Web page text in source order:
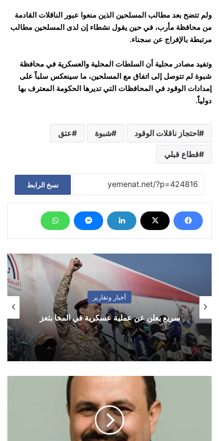
ولم تتضح بعد مطالب المسلحين الذين منعوا عبور الناقلات القادمة
من محافظة مأرب، في حين يقول نشطاء إن لدى المسلحين مطالب
مرتبطة بالإفراج عن سجناء.
وتفيد مصادر محلية أن السلطات المحلية والعسكرية في محافظة
شبوة لم تتوصل إلى اتفاق مع المسلحين، ما سينعكس سلباً على
إمدادات الوقود في المحافظات التي تديرها الحكومة المعترف بها
دولياً.
احتجاز ناقلات الوقود شبوة عتق
قطاع قبلي
نسخ الرابط
أخبار وتقارير
سريع يعلن عن عملية عسكرية في المخا بتعز